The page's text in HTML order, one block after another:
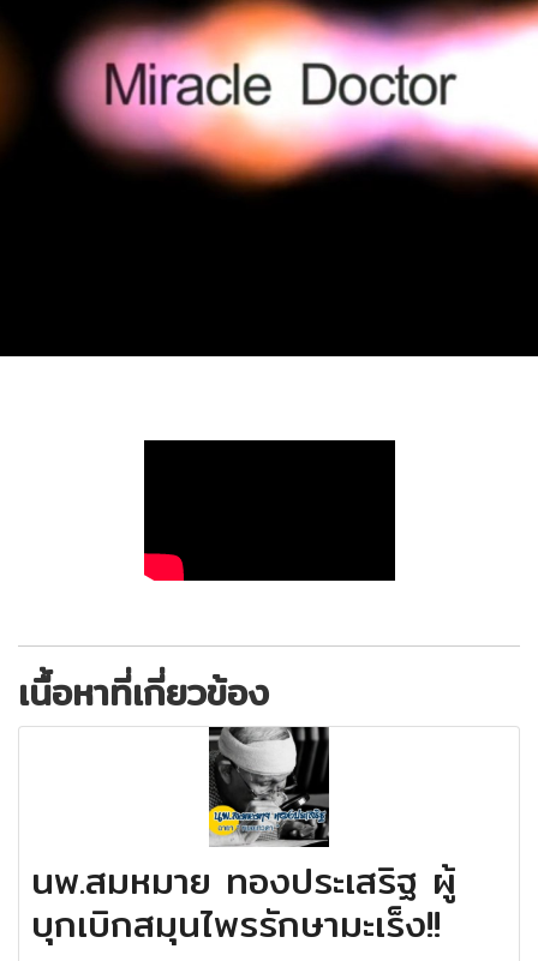
เนื้อหาที่เกี่ยวข้อง
นพ.สมหมาย ทองประเสริฐ ผู้
บุกเบิกสมุนไพรรักษามะเร็ง!!